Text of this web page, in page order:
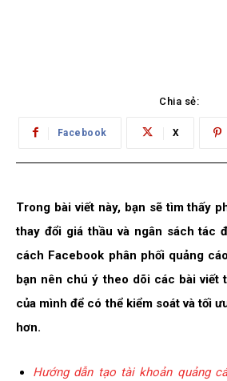
Chia sẻ:
Facebook X
Trong bài viết này, bạn sẽ tìm thấy
thay đổi giá thầu và ngân sách tác
cách Facebook phân phối quảng
bạn nên chú ý theo dõi các bài viết
của mình để có thể kiểm soát và tối
hơn.
Hướng dẫn tạo tài khoản quảng